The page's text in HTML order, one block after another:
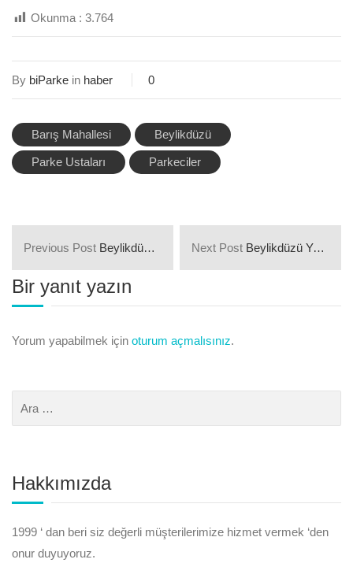
Okunma : 3.764
By biParke in haber 0
Barış Mahallesi Beylikdüzü
Parke Ustaları Parkeciler
Previous Post Beylikdüzü Adnan Kahveci Mahallesi Parkeciler ve Parke Ustaları Next Post Beylikdüzü Yakuplu Mahallesi Parkeciler ve Parke Ustaları
Bir yanıt yazın
Yorum yapabilmek için oturum açmalısınız.
Hakkımızda
1999 ‘ dan beri siz değerli müşterilerimize hizmet vermek ‘den
onur duyuyoruz.